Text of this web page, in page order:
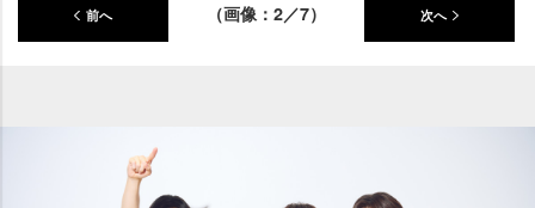
前へ （画像：2／7） 次へ